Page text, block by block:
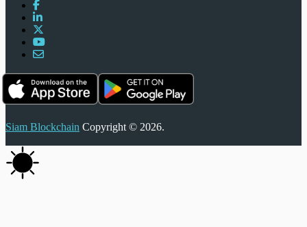
Siam Blockchain Copyright © 2026.